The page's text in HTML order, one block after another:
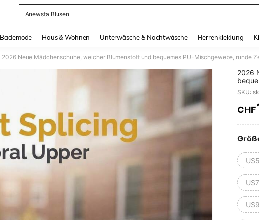
Anewsta Blusen
Bademode Haus & Wohnen Unterwäsche & Nachtwäsche Herrenkleidung
2026
SKU:
CHF